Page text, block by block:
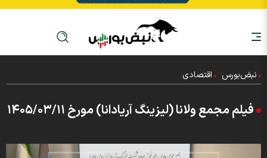
نبض‌بورس اقتصادی
فیلم مجمع ولانا (لیزینگ آریادانا) مورخ ۱۴۰۵/۰۳/۱۱